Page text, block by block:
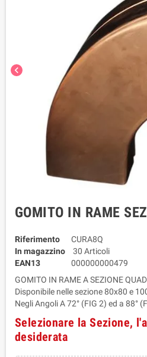
chevron_left
GOMITO IN RAME
Riferimento
CURA8Q
In magazzino
30 Articoli
EAN13
000000000479
GOMITO IN RAME A SEZIONE
Disponibile nelle sezione 80x80 e
Negli Angoli A 72° (FIG 2) ed a 88°
Selezionare la Sezione,
desiderata